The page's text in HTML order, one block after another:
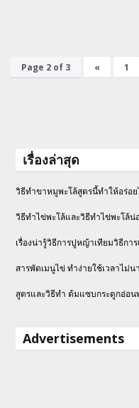
Page 2 of 3 « 1
เรื่องล่าสุด
วิธีทำขาหมูพะโล้สูตรนี้ทำให้อร่อ
วิธีทําไข่พะโล้และวิธีทำไข่พะโล้น่
เรื่องน่ารู้วิธีการปูหญ้าเทียมวิธีกา
สารพัดเมนูไข่ ทำง่ายใช้เวลาไม่น
สูตรและวิธีทำ ต้มแซบกระดูกอ่อน
Advertisements